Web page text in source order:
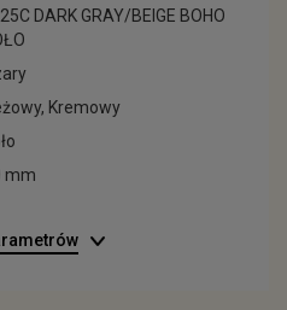
DARK GRAY/BEIGE BOHO
Kremowy
mm